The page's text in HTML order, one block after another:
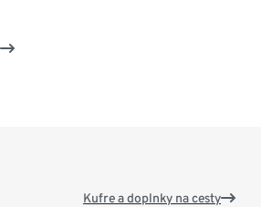
Kufre a doplnky na cesty